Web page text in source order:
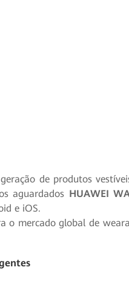
de produtos
aguardados HUAWEI
e iOS.
o mercado global de